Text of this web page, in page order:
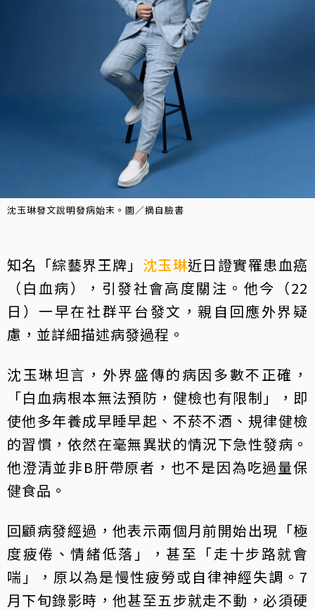
沈玉琳發文說明發病始末。圖／摘自臉書
知名「綜藝界王牌」 沈玉琳近日證實罹患血癌
（白血病），引發社會高度關注。他今（22
日）一早在社群平台發文，親自回應外界疑
慮，並詳細描述病發過程。
沈玉琳坦言，外界盛傳的病因多數不正確，
「白血病根本無法預防，健檢也有限制」，即
使他多年養成早睡早起、不菸不酒、規律健檢
的習慣，依然在毫無異狀的情況下急性發病。
他澄清並非B肝帶原者，也不是因為吃過量保
健食品。
回顧病發經過，他表示兩個月前開始出現「極
度疲倦、情緒低落」，甚至「走十步路就會
喘」，原以為是慢性疲勞或自律神經失調。7
月下旬錄影時，他甚至五步就走不動，必須硬